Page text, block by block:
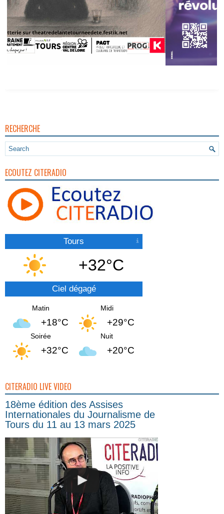
RECHERCHE
ECOUTEZ CITERADIO
Tours
+32°C
Ciel dégagé
Matin
+18°C
Midi
+29°C
Soirée
+32°C
Nuit
+20°C
CITERADIO LIVE VIDEO
18ème édition des Assises
Internationales du Journalisme de
Tours du 11 au 13 mars 2025